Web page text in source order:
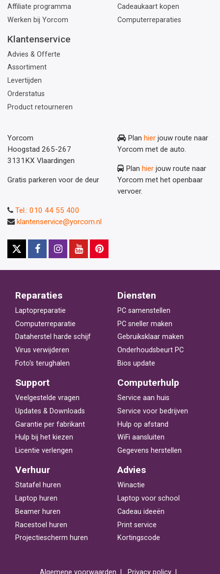
Affiliate programma
Werken bij Yorcom
Cadeaukaart kopen
Computerreparaties
Klantenservice
Advies & Offerte
Assortiment
Levertijden
Orderstatus
Product retourneren
Yorcom
Hoogstad 265-267
3131KX Vlaardingen
Gratis parkeren voor de deur
Plan hier jouw route naar
Yorcom met de auto.
Plan hier jouw route naar
Yorcom met het openbaar
vervoer.
Tel.: 010 44 55 400
klantenservice@yorcom.nl
Reparaties
Laptopreparatie
Computerreparatie
Dataherstel harde schijf
Virus verwijderen
Foto's terughalen
Diensten
PC samenstellen
PC sneller maken
Gebruiksklaar maken
Onderhoudsbeurt PC
Bios update
Support
Veelgestelde vragen
Updates & Downloads
Garantie per fabrikant
Hulp bij het kiezen
Licentie verlengen
Computerhulp
Service aan huis
Service voor bedrijven
Hulp op afstand
WiFi aansluiten
Gegevens herstellen
Verhuur
Statafel huren
Laptop huren
Beamer huren
Racestoel huren
Projectiescherm huren
Advies
Winactie
Laptop voor school
Cadeau ideeën
Print service
Kortingscode